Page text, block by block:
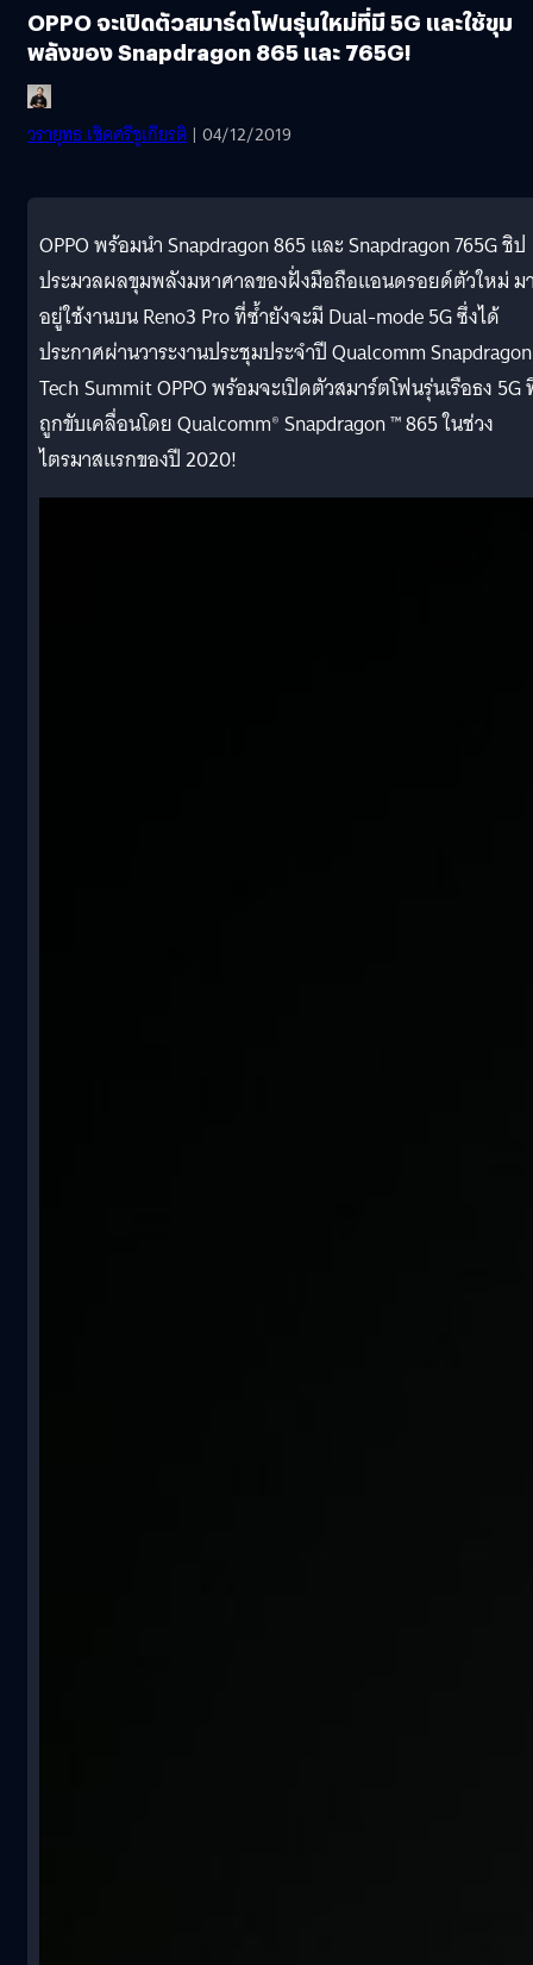
OPPO จะเปิดตัวสมาร์ตโฟนรุ่นใหม่ที่มี 5G และใช้ขุม
พลังของ Snapdragon 865 และ 765G!
วรายุทธ เชิดศรีชูเกียรติ | 04/12/2019
OPPO พร้อมนำ Snapdragon 865 และ Snapdragon 765G ชิป
ประมวลผลขุมพลังมหาศาลของฝั่งมือถือแอนดรอยด์ตัวใหม่ ม
อยู่ใช้งานบน Reno3 Pro ที่ซ้ำยังจะมี Dual-mode 5G ซึ่งได้
ประกาศผ่านวาระงานประชุมประจำปี Qualcomm Snapdragon
Tech Summit OPPO พร้อมจะเปิดตัวสมาร์ตโฟนรุ่นเรือธง 5G
ถูกขับเคลื่อนโดย Qualcomm® Snapdragon ™ 865 ในช่วง
ไตรมาสแรกของปี 2020!